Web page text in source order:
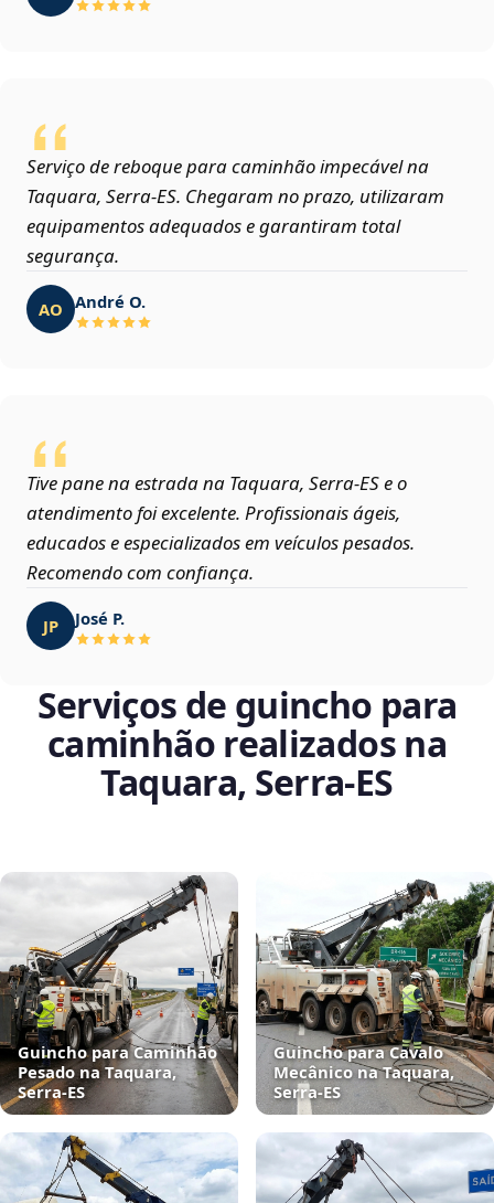
Serviço de reboque para caminhão impecável na
Taquara, Serra‑ES. Chegaram no prazo, utilizaram
equipamentos adequados e garantiram total
segurança.
AO André O.
Tive pane na estrada na Taquara, Serra‑ES e o
atendimento foi excelente. Profissionais ágeis,
educados e especializados em veículos pesados.
Recomendo com confiança.
JP José P.
Serviços de guincho para
caminhão realizados na
Taquara, Serra‑ES
Guincho para Caminhão
Pesado na Taquara,
Serra‑ES
Guincho para Cavalo
Mecânico na Taquara,
Serra‑ES